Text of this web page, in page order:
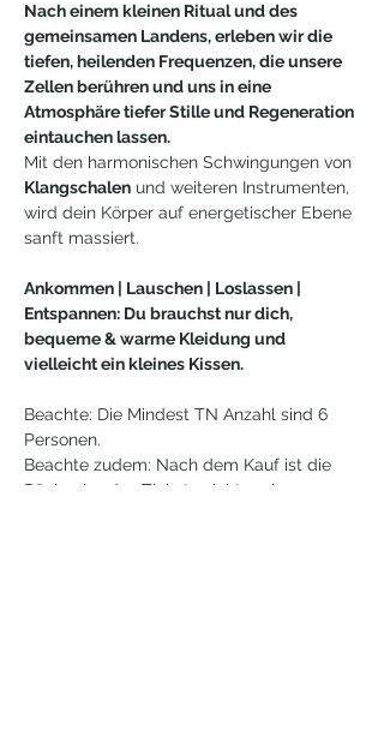
Nach einem kleinen Ritual und des
gemeinsamen Landens, erleben wir die
tiefen, heilenden Frequenzen, die unsere
Zellen berühren und uns in eine
Atmosphäre tiefer Stille und Regeneration
eintauchen lassen.
Mit den harmonischen Schwingungen von
Klangschalen und weiteren Instrumenten,
wird dein Körper auf energetischer Ebene
sanft massiert.
Ankommen | Lauschen | Loslassen |
Entspannen: Du brauchst nur dich,
bequeme & warme Kleidung und
vielleicht ein kleines Kissen.
Beachte: Die Mindest TN Anzahl sind 6
Personen.
Beachte zudem: Nach dem Kauf ist die
Rückgabe des Tickets nicht mehr